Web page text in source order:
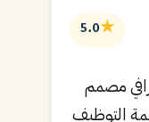
★
5.0
مصمم
التوظيف